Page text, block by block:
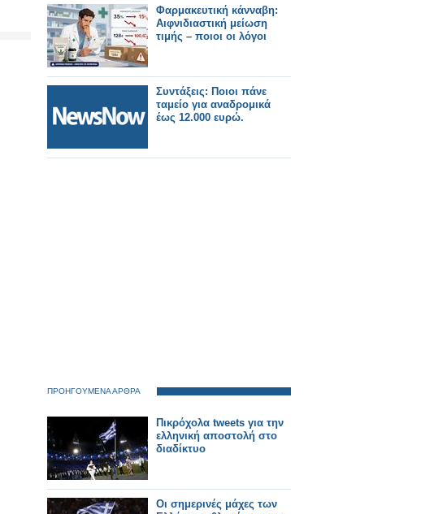
Φαρμακευτική κάνναβη:
Αιφνιδιαστική μείωση
τιμής – ποιοι οι λόγοι
Συντάξεις: Ποιοι πάνε
ταμείο για αναδρομικά
έως 12.000 ευρώ.
ΠΡΟΗΓΟΥΜΕΝΑ ΑΡΘΡΑ
Πικρόχολα tweets για την
ελληνική αποστολή στο
διαδίκτυο
Οι σημερινές μάχες των